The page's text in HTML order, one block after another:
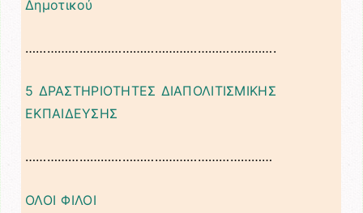
Δημοτικού
…………………………………………………………….
5 ΔΡΑΣΤΗΡΙΟΤΗΤΕΣ ΔΙΑΠΟΛΙΤΙΣΜΙΚΗΣ
ΕΚΠΑΙΔΕΥΣΗΣ
……………………………………………………………
ΟΛΟΙ ΦΙΛΟΙ